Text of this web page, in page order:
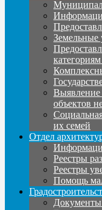
Земельные
Выявление
объектов
их семей
Отдел
Реестры
Реестры
Помощь
Документы